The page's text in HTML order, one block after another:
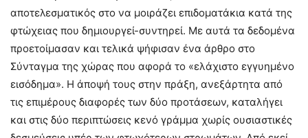
αποτελεσματικός στο να μοιράζει επιδοματάκια κατά της
φτώχειας που δημιουργεί-συντηρεί. Με αυτά τα δεδομένα
προετοίμασαν και τελικά ψήφισαν ένα άρθρο στο
Σύνταγμα της χώρας που αφορά το «ελάχιστο εγγυημένο
εισόδημα». Η άποψή τους στην πράξη, ανεξάρτητα από
τις επιμέρους διαφορές των δύο προτάσεων, καταλήγει
και στις δύο περιπτώσεις κενό γράμμα χωρίς ουσιαστικές